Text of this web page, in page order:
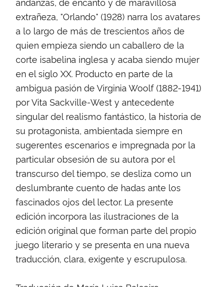
extrañeza, "Orlando" (1928) narra los avatares
a lo largo de más de trescientos años de
quien empieza siendo un caballero de la
corte isabelina inglesa y acaba siendo mujer
en el siglo XX. Producto en parte de la
ambigua pasión de Virginia Woolf (1882-1941)
por Vita Sackville-West y antecedente
singular del realismo fantástico, la historia de
su protagonista, ambientada siempre en
sugerentes escenarios e impregnada por la
particular obsesión de su autora por el
transcurso del tiempo, se desliza como un
deslumbrante cuento de hadas ante los
fascinados ojos del lector. La presente
edición incorpora las ilustraciones de la
edición original que forman parte del propio
juego literario y se presenta en una nueva
traducción, clara, exigente y escrupulosa.